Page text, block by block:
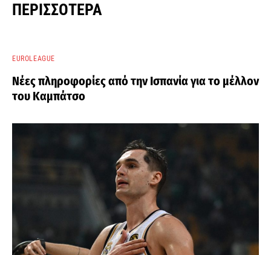
ΠΕΡΙΣΣΌΤΕΡΑ
EUROLEAGUE
Νέες πληροφορίες από την Ισπανία για το μέλλον
του Καμπάτσο